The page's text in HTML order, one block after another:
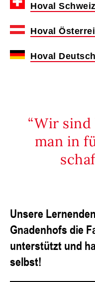
Hoval Schweiz
Hoval
Hoval
Wir sind
man in
Unsere
Gnadenhofs die
unterstützt und
selbst!